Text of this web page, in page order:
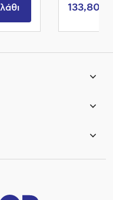
133,80€